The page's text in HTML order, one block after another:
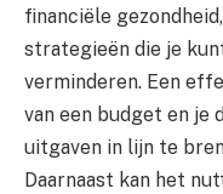
financiële
strategieën die je
verminderen. Een
van een budget en je
uitgaven in lijn te
Daarnaast kan het